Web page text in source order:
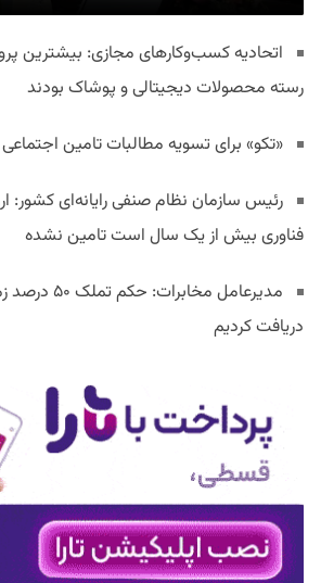
اتحادیه کسب‌وکارهای مجازی: بیشترین
رسته محصولات دیجیتالی و پوشاک بودند
«تکو» برای تسویه مطالبات تامین
رئیس سازمان نظام صنفی رایانه‌ای کشور:
فناوری بیش از یک سال است تامین نشده
مدیرعامل
دریافت کردیم